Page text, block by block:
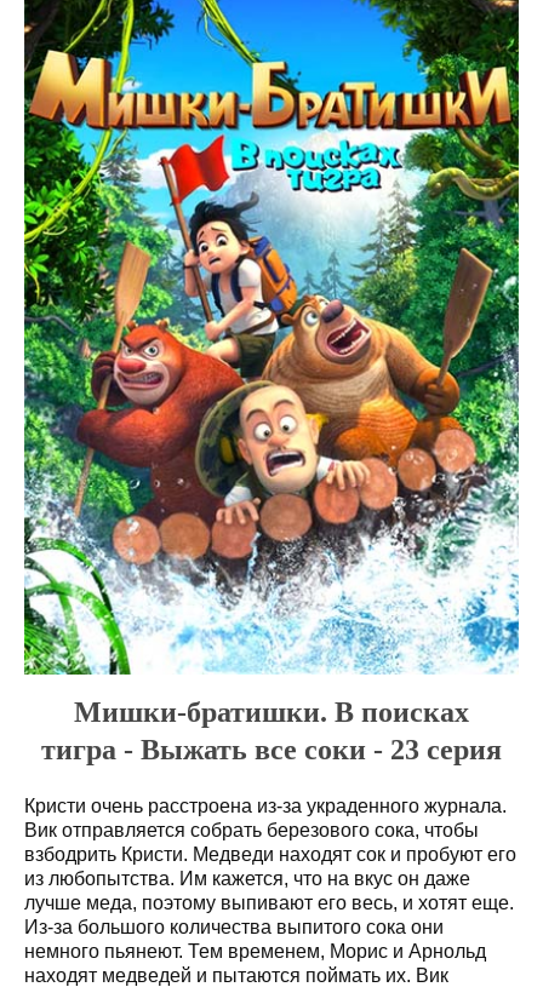
Мишки-братишки. В поисках
тигра - Выжать все соки - 23 серия
Кристи очень расстроена из-за украденного журнала.
Вик отправляется собрать березового сока, чтобы
взбодрить Кристи. Медведи находят сок и пробуют его
из любопытства. Им кажется, что на вкус он даже
лучше меда, поэтому выпивают его весь, и хотят еще.
Из-за большого количества выпитого сока они
немного пьянеют. Тем временем, Морис и Арнольд
находят медведей и пытаются поймать их. Вик